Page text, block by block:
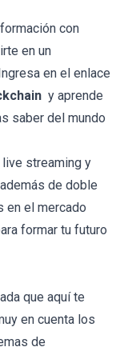
con
en un
en el enlace
y aprende
saber del mundo
streaming y
de doble
en el mercado
formar tu futuro
que aquí te
en cuenta los
de